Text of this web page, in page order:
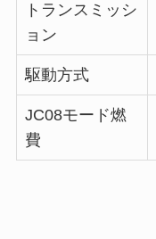
トランスミッシ
ョン
駆動方式
JC08モード燃
費